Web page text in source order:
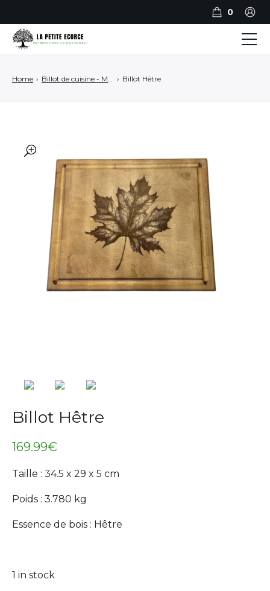
🔍
Billot Hêtre
169.99€
Taille : 34.5 x 29 x 5 cm
Poids : 3.780 kg
Essence de bois : Hêtre
1 in stock
Home › › Billot Hêtre
0
ART ET DECO